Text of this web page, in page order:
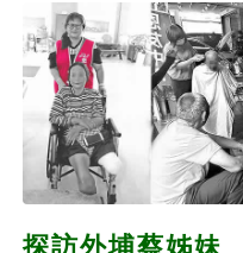
探訪外埔蔡姊妹